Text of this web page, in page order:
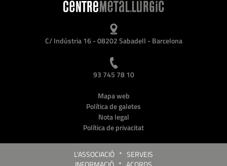
C/ Indústria 16 - 08202 Sabadell - Barcelona
93 745 78 10
Mapa web
Política de galetes
Nota legal
Política de privacitat
L'ASSOCIACIÓ * SERVEIS